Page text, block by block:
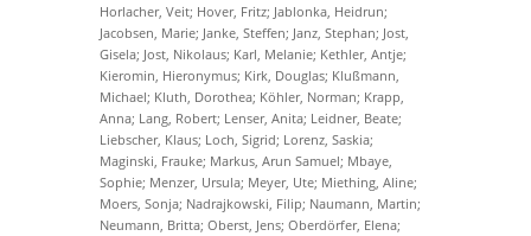
Horlacher, Veit; Hover, Fritz; Jablonka, Heidrun;
Jacobsen, Marie; Janke, Steffen; Janz, Stephan; Jost,
Gisela; Jost, Nikolaus; Karl, Melanie; Kethler, Antje;
Kieromin, Hieronymus; Kirk, Douglas; Klußmann,
Michael; Kluth, Dorothea; Köhler, Norman; Krapp,
Anna; Lang, Robert; Lenser, Anita; Leidner, Beate;
Liebscher, Klaus; Loch, Sigrid; Lorenz, Saskia;
Maginski, Frauke; Markus, Arun Samuel; Mbaye,
Sophie; Menzer, Ursula; Meyer, Ute; Miething, Aline;
Moers, Sonja; Nadrajkowski, Filip; Naumann, Martin;
Neumann, Britta; Oberst, Jens; Oberdörfer, Elena;